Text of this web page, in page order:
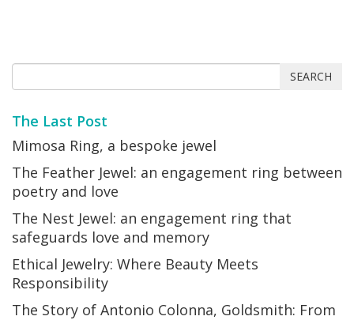
SEARCH
The Last Post
Mimosa Ring, a bespoke jewel
The Feather Jewel: an engagement ring between
poetry and love
The Nest Jewel: an engagement ring that
safeguards love and memory
Ethical Jewelry: Where Beauty Meets
Responsibility
The Story of Antonio Colonna, Goldsmith: From